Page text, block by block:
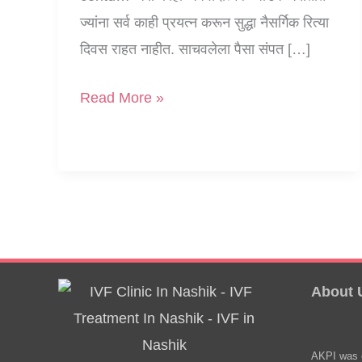
ज्यांना सर्व काही प्रयत्न करून सुद्धा नैसर्गिक रित्या
दिवस राहत नाहीत. साचवलेला पैसा संपत […]
जावे
Read More »
About
AKPI was